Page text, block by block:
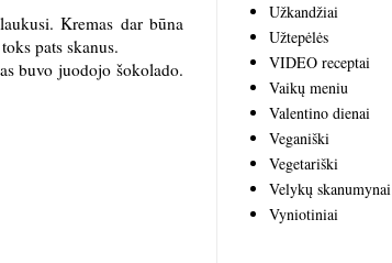
Kremas dar būna
pats skanus.
buvo juodojo šokolado.
Užkandžiai
Užtepėlės
VIDEO receptai
Vaikų meniu
Valentino dienai
Veganiški
Vegetariški
Velykų skanumynai
Vyniotiniai